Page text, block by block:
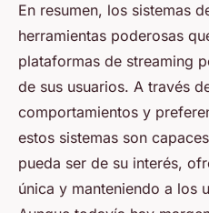
En resumen, los sistemas
herramientas poderosas
plataformas de streaming
de sus usuarios. A través
comportamientos y
estos sistemas son
pueda ser de su interés,
única y manteniendo a los